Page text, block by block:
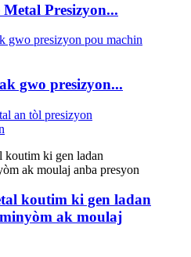
Presizyon...
gwo presizyon...
koutim ki gen ladan
ak moulaj